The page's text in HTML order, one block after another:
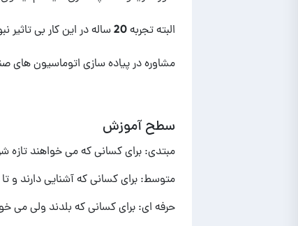
مشاوره در پیاده سازی اتوماسیون های
سطح آموزش
مبتدی: برای کسانی که می خواهند تازه
متوسط: برای کسانی که آشنایی دارند و
حرفه ای: برای کسانی که بلدند ولی می